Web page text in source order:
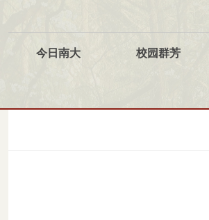
今日南大 校园群芳